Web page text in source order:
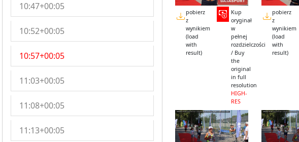
10:47+00:05
10:52+00:05
10:57+00:05
11:03+00:05
11:08+00:05
11:13+00:05
pobierz
z
wynikiem
(load
with
result)
Kup
oryginał
w
pełnej
rozdzielczości
/ Buy
the
original
in full
resolution
HIGH-
RES
pobierz
z
wynikiem
(load
with
result)